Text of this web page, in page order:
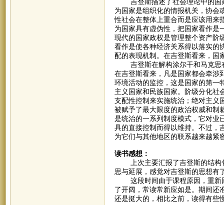
为国家是组织化的情报机关，协会
性社会在整体上重合而是应该用来
为国家具有虚伪性，把国家看作是
现代的国家政权是管理整个资产阶
看作是使各种经济关系得以落实的
配的表现机制。在吉登斯看来，国
吉登斯在解构涂尔干和马克思有
在吉登斯看来，凡是国家都会牵涉
环境活动的监控，这是国家的第一
主义国家和民族国家。阶级分化社
支配性控制来实施统治；绝对主义
被赋予了最大限度的政治权威和制
是统治的一系列制度模式，它对业
具的直接控制而得以维持。不过，
为它们与其他地区的联系越来越紧
读书感想：
上次主要汇报了吉登斯的结构化
思与延展，感觉对吉登斯的思想有
这段时间由于课程原因，重新回
了开阔，常读常新应如是。期间还
还是挺大的，相比之前，读得有些